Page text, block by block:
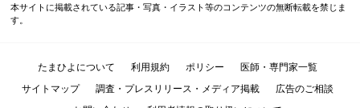
本サイトに掲載されている記事・写真・イラスト等のコンテンツの無断転載を禁じま
す。
たまひよについて 利用規約 ポリシー
医師・専門家一覧
サイトマップ
調査・プレスリリース・メディア掲載
広告のご相談